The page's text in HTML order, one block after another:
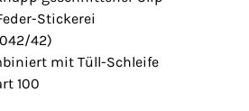
Stickerei
42)
mit Tüll-Schleife
100